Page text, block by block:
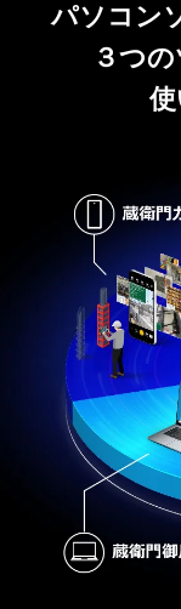
パソコン
３つ